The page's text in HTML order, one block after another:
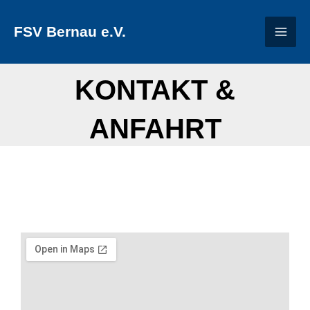
InhaltFSV Bernau e.V.
KONTAKT &
ANFAHRT